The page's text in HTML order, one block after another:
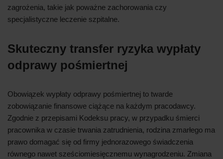
zagrożenia, takie jak poważne zachorowania czy
specjalistyczne leczenie szpitalne.
Skuteczny transfer ryzyka wypłaty
odprawy pośmiertnej
Obowiązek wypłaty odprawy pośmiertnej to twarde
zobowiązanie finansowe ciążące na każdym pracodawcy.
Zgodnie z przepisami Kodeksu pracy, w przypadku śmierci
pracownika w czasie trwania zatrudnienia, rodzina zmarłego ma
prawo domagać się od firmy jednorazowego świadczenia
równego nawet sześciomiesięcznemu wynagrodzeniu. Zmiana